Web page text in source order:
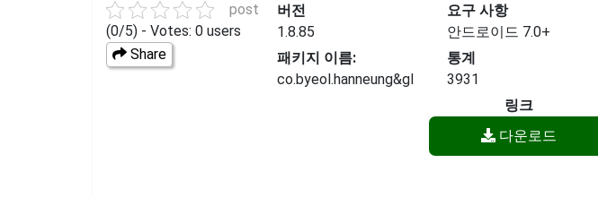
post
(0/5) - Votes: 0 users
Share
버전
1.8.85
요구 사항
안드로이드 7.0+
패키지 이름:
co.byeol.hanneung&gl
통계
3931
링크
다운로드